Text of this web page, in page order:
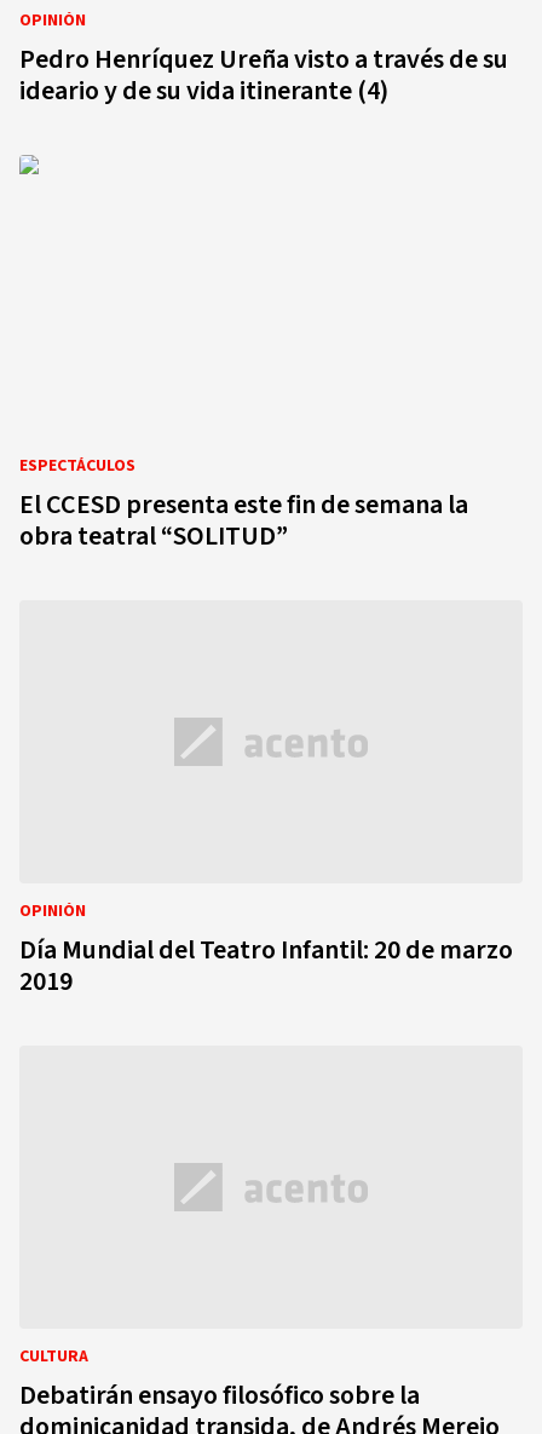
OPINIÓN
Pedro Henríquez Ureña visto a través de su
ideario y de su vida itinerante (4)
ESPECTÁCULOS
El CCESD presenta este fin de semana la
obra teatral “SOLITUD”
OPINIÓN
Día Mundial del Teatro Infantil: 20 de marzo
2019
CULTURA
Debatirán ensayo filosófico sobre la